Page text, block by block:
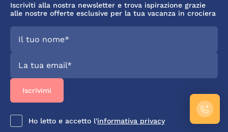
Iscriviti alla nostra newsletter e trova ispirazione grazie
alle nostre offerte esclusive per la tua vacanza in crociera
Ho letto e accetto l'informativa privacy